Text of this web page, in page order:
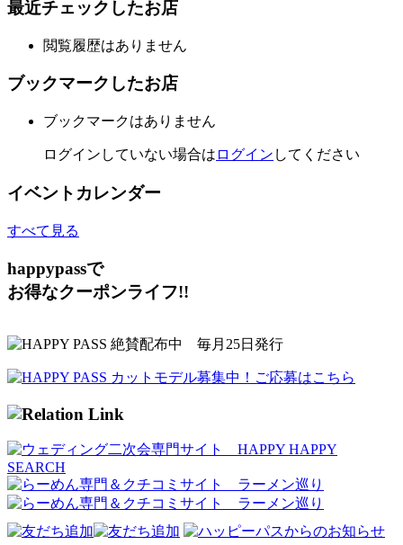
最近チェックしたお店
閲覧履歴はありません
ブックマークしたお店
ブックマークはありません
ログインしていない場合は ログイン してください
イベントカレンダー
すべて見る
happypassで
お得なクーポンライフ!!